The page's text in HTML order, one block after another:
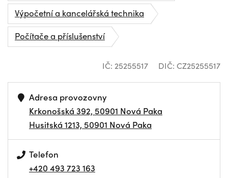
Výpočetní a kancelářská technika
Počítače a příslušenství
IČ: 25255517 DIČ: CZ25255517
Adresa provozovny
Krkonošská 392, 50901 Nová Paka
Husitská 1213, 50901 Nová Paka
Telefon
+420 493 723 163